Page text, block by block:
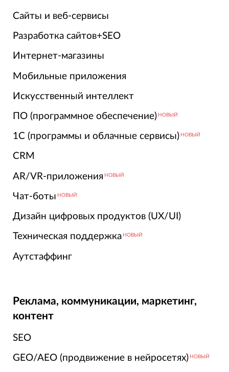
Сайты и веб-сервисы
Разработка сайтов+SEO
Интернет-магазины
Мобильные приложения
Искусственный интеллект
ПО (программное обеспечение) НОВЫЙ
1С (программы и облачные сервисы) НОВЫЙ
CRM
AR/VR-приложения НОВЫЙ
Чат-боты НОВЫЙ
Дизайн цифровых продуктов (UX/UI)
Техническая поддержка НОВЫЙ
Аутстаффинг
Реклама, коммуникации, маркетинг,
контент
SEO
GEO/AEO (продвижение в нейросетях) НОВЫЙ